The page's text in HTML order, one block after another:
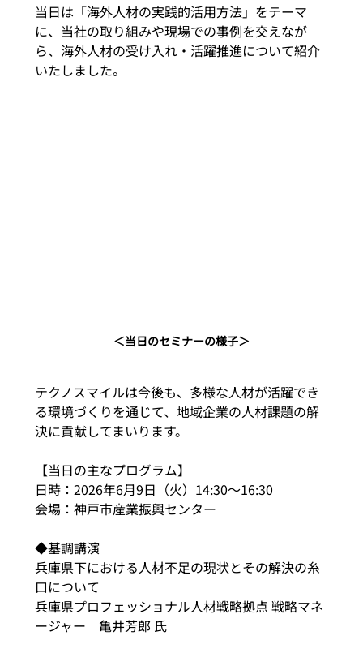
当日は「海外人材の実践的活用方法」をテーマ
に、当社の取り組みや現場での事例を交えなが
ら、海外人材の受け入れ・活躍推進について紹介
いたしました。
＜当日のセミナーの様子＞
テクノスマイルは今後も、多様な人材が活躍でき
る環境づくりを通じて、地域企業の人材課題の解
決に貢献してまいります。
【当日の主なプログラム】
日時：2026年6月9日（火）14:30～16:30
会場：神戸市産業振興センター
◆基調講演
兵庫県下における人材不足の現状とその解決の糸
口について
兵庫県プロフェッショナル人材戦略拠点 戦略マネ
ージャー　亀井芳郎 氏